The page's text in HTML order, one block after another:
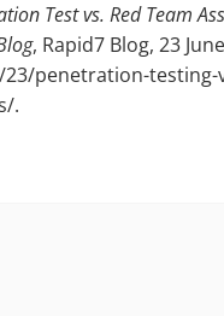
Test vs. Red Team
, Rapid7 Blog, 23
penetration-
.